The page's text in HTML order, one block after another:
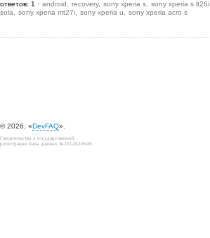
ответов: 1 android recovery sony xperia s sony xperia s lt26i
sola
sony xperia mt27i sony xperia u sony xperia acro s
© 2026, «DevFAQ».
Свидетельство о государственной
регистрации базы данных №2012620649.